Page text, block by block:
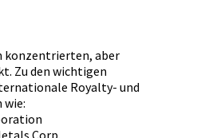
konzentrierten, aber
Zu den wichtigen
Royalty- und
Corp.